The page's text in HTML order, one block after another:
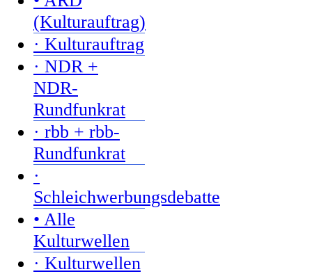
(Kulturauftrag)
· Kulturauftrag
· NDR +
NDR-
Rundfunkrat
· rbb + rbb-
Rundfunkrat
·
Schleichwerbungsdebatte
• Alle
Kulturwellen
· Kulturwellen